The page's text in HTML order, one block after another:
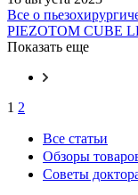
Все о
PIEZOTOM CUBE
Показать еще
1 2
Все статьи
Обзоры
Советы